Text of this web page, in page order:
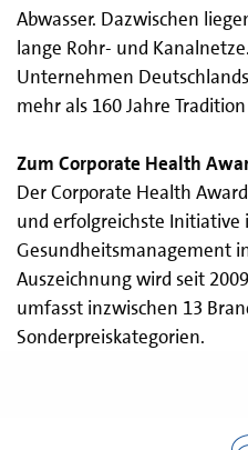
Abwasser. Dazwischen
lange Rohr- und
Unternehmen
mehr als 160 Jahre
Zum Corporate Health
Der Corporate Health
und erfolgreichste Initiative
Gesundheitsmanagement
Auszeichnung wird seit
umfasst inzwischen 13
Sonderpreiskategorien.